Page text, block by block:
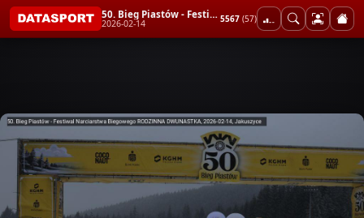
50. Bieg Piastów - Festiwal Narciarstwa Biegowego RODZINNA DWUNASTKA
2026-02-14 5567 (57)